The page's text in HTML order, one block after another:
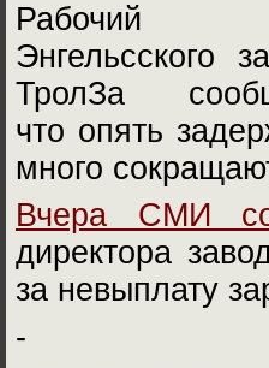
Рабочий
Энгельсского
ТролЗа
что опять
много
Вчера СМИ
директора
за невыплату
-